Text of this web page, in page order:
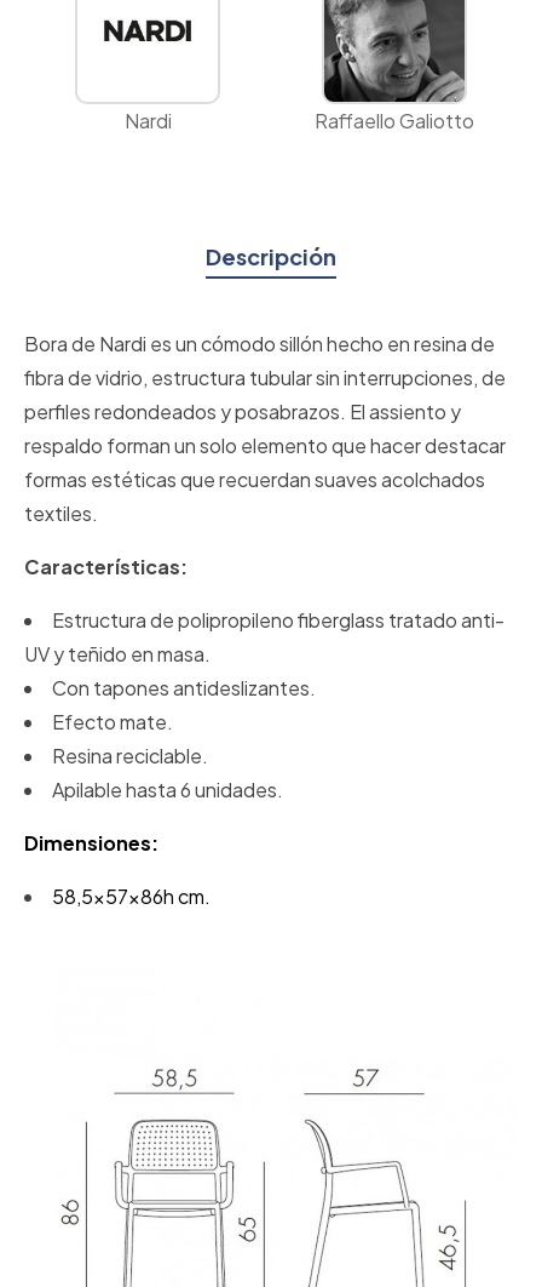
Nardi Raffaello Galiotto
Descripción
Bora de Nardi es un cómodo sillón hecho en resina de
fibra de vidrio, estructura tubular sin interrupciones, de
perfiles redondeados y posabrazos. El assiento y
respaldo forman un solo elemento que hacer destacar
formas estéticas que recuerdan suaves acolchados
textiles.
Características:
Estructura de polipropileno fiberglass tratado anti-
UV y teñido en masa.
Con tapones antideslizantes.
Efecto mate.
Resina reciclable.
Apilable hasta 6 unidades.
Dimensiones:
58,5x57x86h cm.